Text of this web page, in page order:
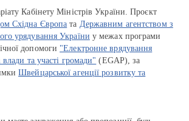
Кабінету Міністрів України. Проєкт
Східна Європа та Державним агентством з
урядування України у межах програми
допомоги "Електронне врядування
влади та участі громади" (EGAP), за
Швейцарської агенції розвитку та